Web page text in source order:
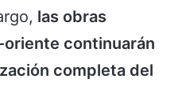
las obras
continuarán
completa del